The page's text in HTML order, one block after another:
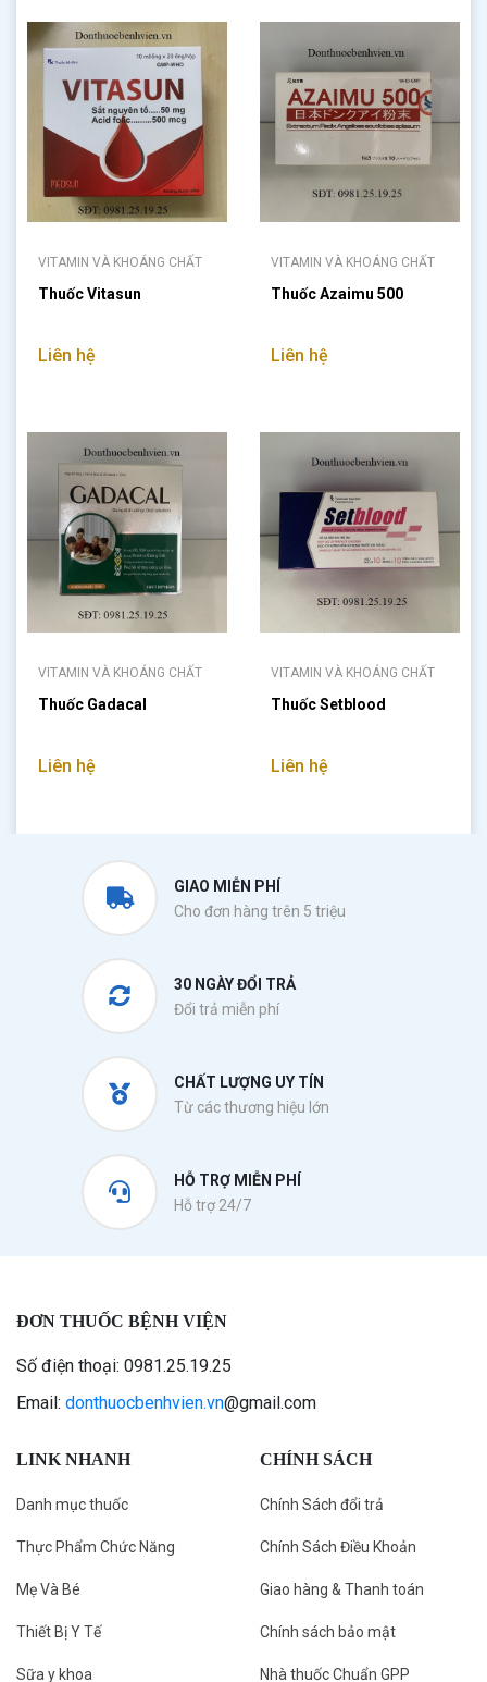
VITAMIN VÀ KHOÁNG CHẤT
Thuốc Vitasun
Liên hệ
VITAMIN VÀ KHOÁNG CHẤT
Thuốc Azaimu 500
Liên hệ
VITAMIN VÀ KHOÁNG CHẤT
Thuốc Gadacal
Liên hệ
VITAMIN VÀ KHOÁNG CHẤT
Thuốc Setblood
Liên hệ
GIAO MIỄN PHÍ
Cho đơn hàng trên 5 triệu
30 NGÀY ĐỔI TRẢ
Đổi trả miễn phí
CHẤT LƯỢNG UY TÍN
Từ các thương hiệu lớn
HỖ TRỢ MIỄN PHÍ
Hỗ trợ 24/7
ĐƠN THUỐC BỆNH VIỆN
Số điện thoại: 0981.25.19.25
Email: donthuocbenhvien.vn@gmail.com
LINK NHANH
Danh mục thuốc
Thực Phẩm Chức Năng
Mẹ Và Bé
Thiết Bị Y Tế
Sữa y khoa
CHÍNH SÁCH
Chính Sách đổi trả
Chính Sách Điều Khoản
Giao hàng & Thanh toán
Chính sách bảo mật
Nhà thuốc Chuẩn GPP